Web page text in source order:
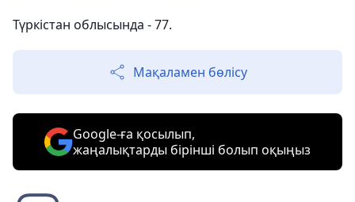
Түркістан облысында - 77.
Мақаламен бөлісу
Google-ға қосылып,
жаңалықтарды бірінші болып оқыңыз